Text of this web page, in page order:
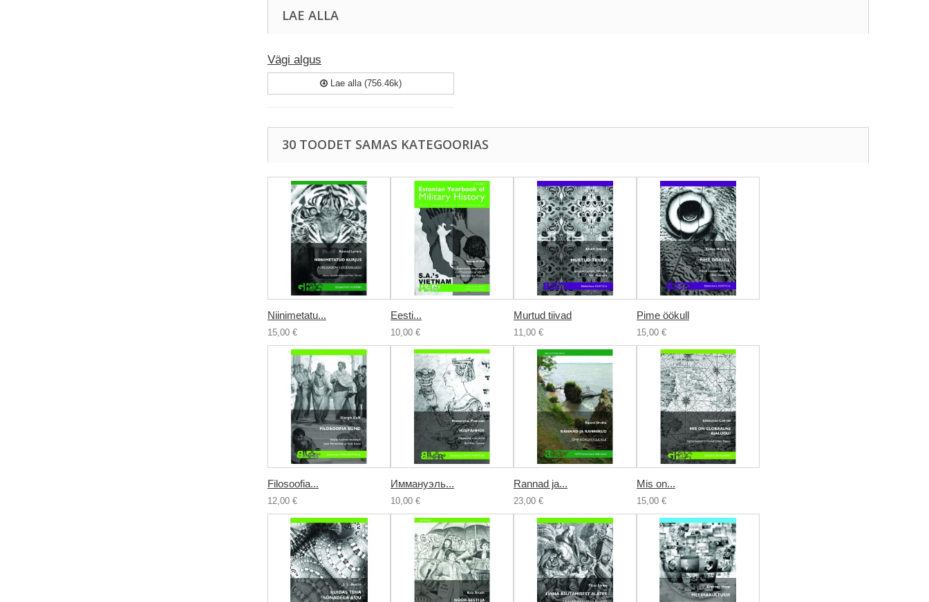
LAE ALLA
Vägi algus
Lae alla (756.46k)
30 TOODET SAMAS KATEGOORIAS
Niinimetatu...
15,00 €
Eesti...
10,00 €
Murtud tiivad
11,00 €
Pime öökull
15,00 €
Filosoofia...
12,00 €
Иммануэль...
10,00 €
Rannad ja...
23,00 €
Mis on...
15,00 €